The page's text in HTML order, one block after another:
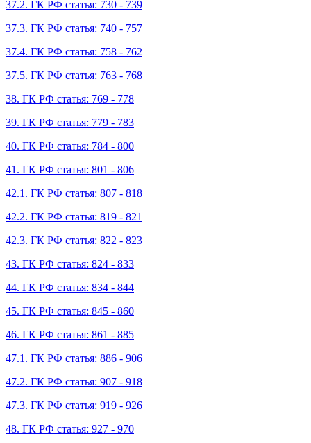
37.2. ГК РФ статья: 730 - 739
37.3. ГК РФ статья: 740 - 757
37.4. ГК РФ статья: 758 - 762
37.5. ГК РФ статья: 763 - 768
38. ГК РФ статья: 769 - 778
39. ГК РФ статья: 779 - 783
40. ГК РФ статья: 784 - 800
41. ГК РФ статья: 801 - 806
42.1. ГК РФ статья: 807 - 818
42.2. ГК РФ статья: 819 - 821
42.3. ГК РФ статья: 822 - 823
43. ГК РФ статья: 824 - 833
44. ГК РФ статья: 834 - 844
45. ГК РФ статья: 845 - 860
46. ГК РФ статья: 861 - 885
47.1. ГК РФ статья: 886 - 906
47.2. ГК РФ статья: 907 - 918
47.3. ГК РФ статья: 919 - 926
48. ГК РФ статья: 927 - 970